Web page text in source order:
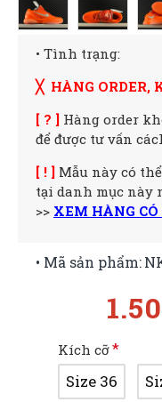
• Tình trạng:
╳ HÀNG ORDER,
[ ? ] Hàng order
để được tư vấn
[ ! ] Mẫu này có
tại danh mục này
>> XEM HÀNG
• Mã sản phẩm:
Kích cỡ
Size 36